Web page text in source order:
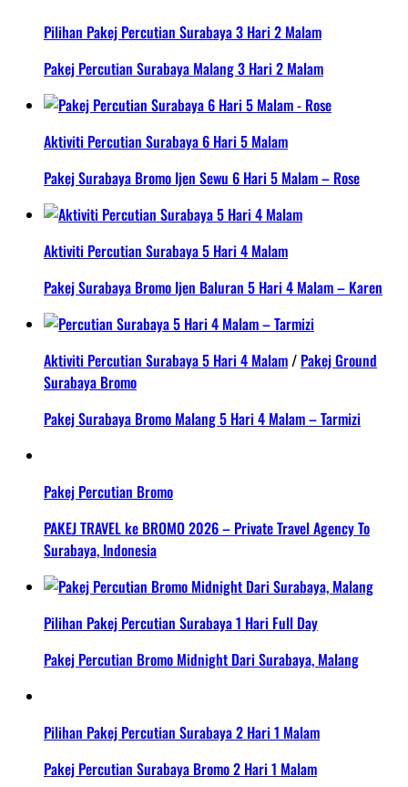
Pilihan Pakej Percutian Surabaya 3 Hari 2 Malam
Pakej Percutian Surabaya Malang 3 Hari 2 Malam
Aktiviti Percutian Surabaya 6 Hari 5 Malam
Pakej Surabaya Bromo Ijen Sewu 6 Hari 5 Malam – Rose
Aktiviti Percutian Surabaya 5 Hari 4 Malam
Pakej Surabaya Bromo Ijen Baluran 5 Hari 4 Malam – Karen
Aktiviti Percutian Surabaya 5 Hari 4 Malam/ Pakej Ground
Surabaya Bromo
Pakej Surabaya Bromo Malang 5 Hari 4 Malam – Tarmizi
Pakej Percutian Bromo
PAKEJ TRAVEL ke BROMO 2026 – Private Travel Agency To
Surabaya, Indonesia
Pilihan Pakej Percutian Surabaya 1 Hari Full Day
Pakej Percutian Bromo Midnight Dari Surabaya, Malang
Pilihan Pakej Percutian Surabaya 2 Hari 1 Malam
Pakej Percutian Surabaya Bromo 2 Hari 1 Malam